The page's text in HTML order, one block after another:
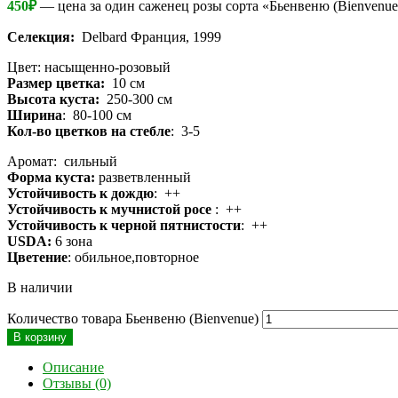
450₽— цена за один саженец розы сорта «Бьенвеню
Селекция: Delbard Франция, 1999
Цвет: насыщенно-розовый
Размер цветка: 10 см
Высота куста: 250-300 см
Ширина: 80-100 см
Кол-во цветков на стебле: 3-5
Аромат: сильный
Форма куста: разветвленный
Устойчивость к дождю: ++
Устойчивость к мучнистой росе : ++
Устойчивость к черной пятнистости: ++
USDA: 6 зона
Цветение: обильное,повторное
В наличии
Количество товара Бьенвеню (Bienvenue)
В корзину
Описание
Отзывы (0)